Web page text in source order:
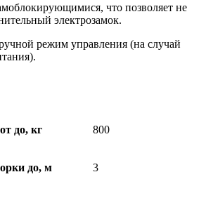
что позволяет не
электрозамок.
режим управления (на случай
до, кг 800
до, м 3